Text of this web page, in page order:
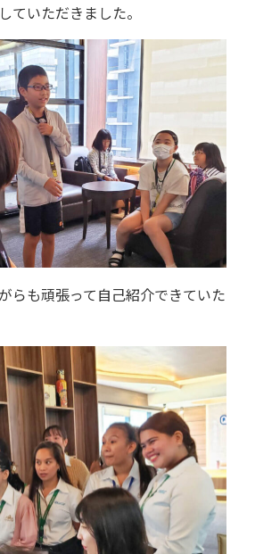
ていただきました。
らも頑張って自己紹介できていた